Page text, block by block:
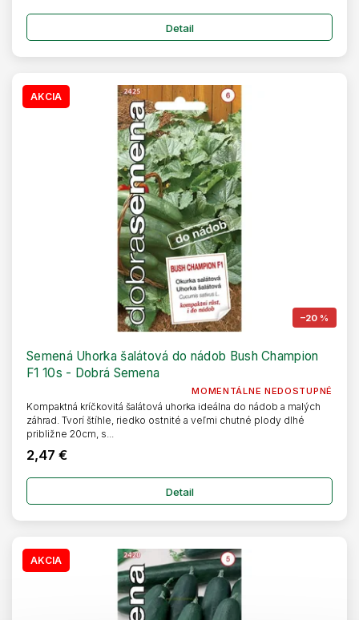
Detail
AKCIA
–20 %
Semená Uhorka šalátová do nádob Bush Champion
F1 10s - Dobrá Semena
MOMENTÁLNE NEDOSTUPNÉ
2,47 €
Detail
Kompaktná kríčkovitá šalátová uhorka ideálna do nádob a malých
záhrad. Tvorí štíhle, riedko ostnité a veľmi chutné plody dlhé
približne 20cm, s...
AKCIA